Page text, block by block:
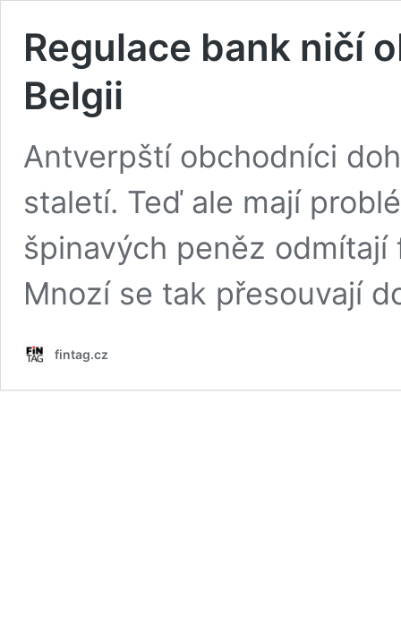
Regulace bank ničí
Belgii
Antverpští obchodníci
staletí. Teď ale mají
špinavých peněz
Mnozí se tak přesouvají
fintag.cz